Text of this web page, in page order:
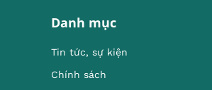
Danh mục
Tin tức, sự kiện
Chính sách